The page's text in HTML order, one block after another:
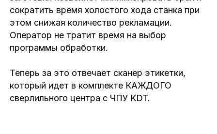
сократить время холостого хода станка при
этом снижая количество рекламации.
Оператор не тратит время на выбор
программы обработки.
Теперь за это отвечает сканер этикетки,
который идет в комплекте КАЖДОГО
сверлильного центра с ЧПУ KDT.